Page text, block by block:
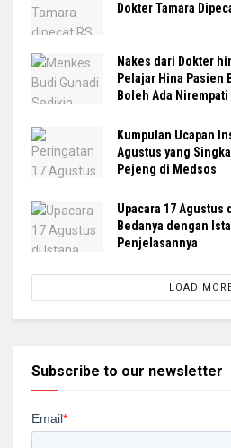
Dokter Tamara
Nakes dari Dokter
Pelajar Hina Pasien
Boleh Ada Nirempati
Kumpulan Ucapan
Agustus yang
Pejeng di Medsos
Upacara 17 Agustus
Bedanya dengan
Penjelasannya
LOAD
Subscribe to our newsletter